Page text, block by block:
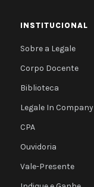
INSTITUCIONAL
Sobre a Legale
Corpo Docente
Biblioteca
Legale In Company
CPA
Ouvidoria
Vale-Presente